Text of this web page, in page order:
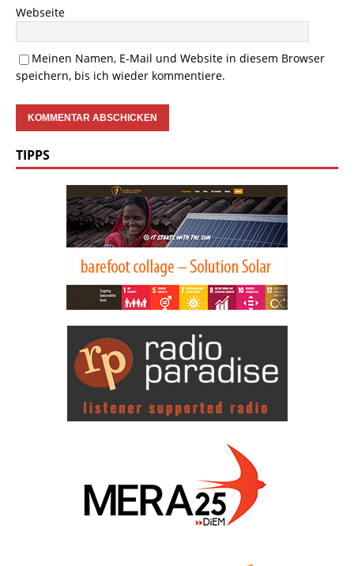
Webseite
Meinen Namen, E-Mail und Website in diesem Browser
speichern, bis ich wieder kommentiere.
TIPPS